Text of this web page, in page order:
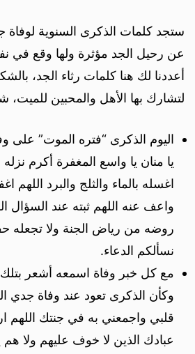
ستجد كلمات الذكرى السنوية لوفاة
عن رحيل الجد مؤثرة ولها وقع في
أعددنا لك هنا كلمات رثاء الجد،
لتشارك بها الأهل والمحبين للميت،
اليوم الذكرى “فتره الموت” على
يا منان يا واسع المغفرة أكرم
اغسله بالماء والثلج والبرد اللهم
واعف عنه اللهم ثبته عند السؤال
روضه من رياض الجنة ولا تجعله
نسألكم الدعاء.
مع كل خبر وفاة اسمعه أشعر
وكأن الذكرى تعود عند وفاة جدي
قلبي واجمعني به في جنتك اللهم
عبادك الذين لا خوف عليهم ولا هم